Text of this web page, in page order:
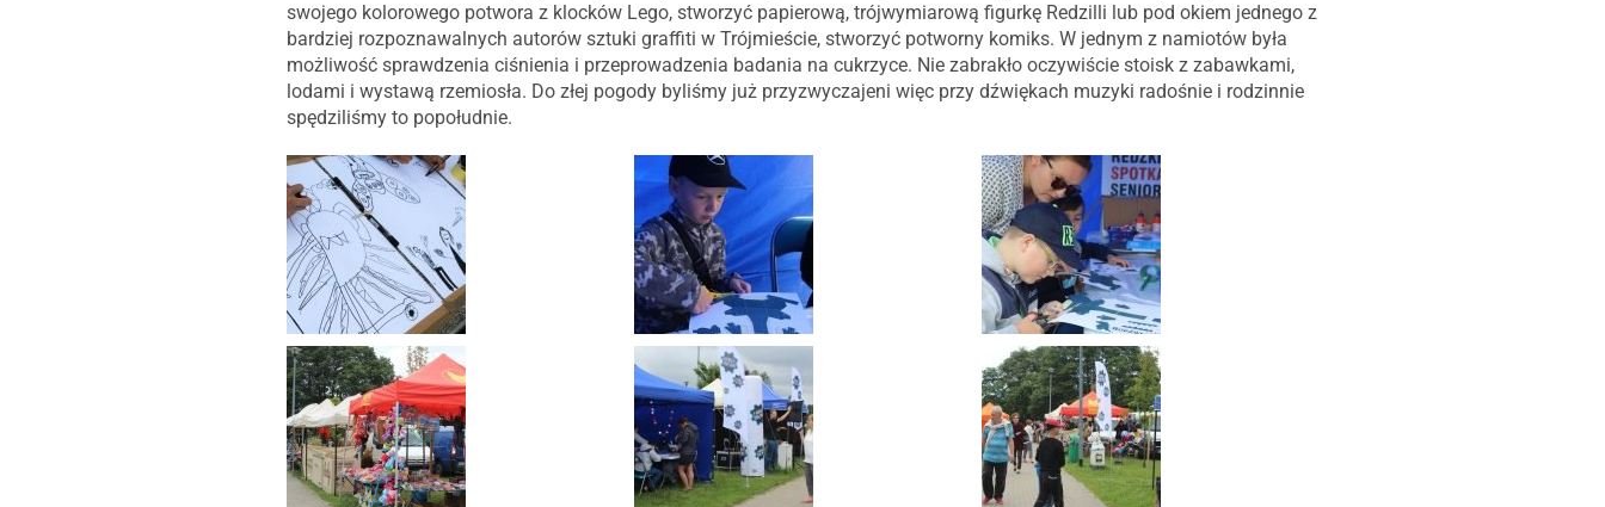
swojego kolorowego potwora z klocków Lego, stworzyć papierową, trójwymiarową figurkę Redzilli lub pod okiem jednego z
bardziej rozpoznawalnych autorów sztuki graffiti w Trójmieście, stworzyć potworny komiks. W jednym z namiotów była
możliwość sprawdzenia ciśnienia i przeprowadzenia badania na cukrzyce. Nie zabrakło oczywiście stoisk z zabawkami,
lodami i wystawą rzemiosła. Do złej pogody byliśmy już przyzwyczajeni więc przy dźwiękach muzyki radośnie i rodzinnie
spędziliśmy to popołudnie.